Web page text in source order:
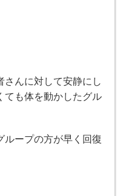
さんに対して安静にし
ても体を動かしたグル
ループの方が早く回復